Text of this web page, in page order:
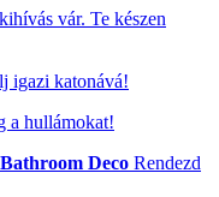
vár. Te készen
igazi katonává!
a hullámokat!
Deco Rendezd